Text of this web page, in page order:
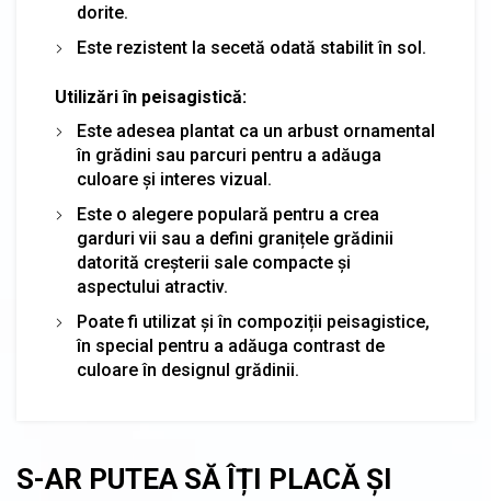
dorite.
Este rezistent la secetă odată stabilit în sol.
Utilizări în peisagistică:
Este adesea plantat ca un arbust ornamental
în grădini sau parcuri pentru a adăuga
culoare și interes vizual.
Este o alegere populară pentru a crea
garduri vii sau a defini granițele grădinii
datorită creșterii sale compacte și
aspectului atractiv.
Poate fi utilizat și în compoziții peisagistice,
în special pentru a adăuga contrast de
culoare în designul grădinii.